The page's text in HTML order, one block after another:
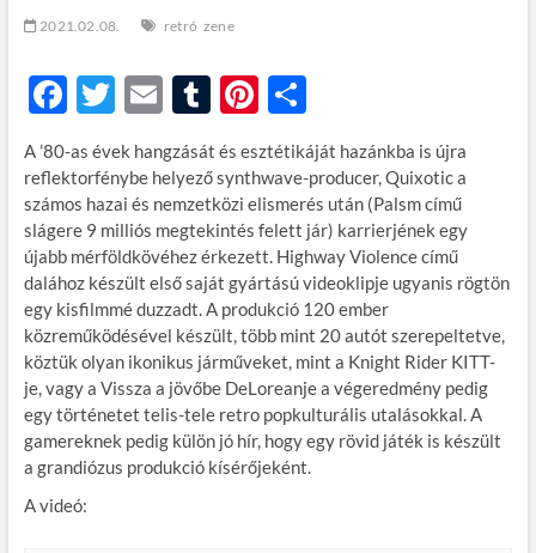
2021.02.08. retró zene
F
e
b
o
o
k
T
itt
er
E
ail
T
m
bl
r
Pi
er
es
t
O
za
m
e
g
A ’80-as évek hangzását és esztétikáját hazánkba is újra
reflektorfénybe helyező synthwave-producer, Quixotic a
számos hazai és nemzetközi elismerés után (Palsm című
slágere 9 milliós megtekintés felett jár) karrierjének egy
újabb mérföldkövéhez érkezett. Highway Violence című
dalához készült első saját gyártású videoklipje ugyanis rögtön
egy kisfilmmé duzzadt. A produkció 120 ember
közreműködésével készült, több mint 20 autót szerepeltetve,
köztük olyan ikonikus járműveket, mint a Knight Rider KITT-
je, vagy a Vissza a jövőbe DeLoreanje a végeredmény pedig
egy történetet telis-tele retro popkulturális utalásokkal. A
gamereknek pedig külön jó hír, hogy egy rövid játék is készült
a grandiózus produkció kísérőjeként.
A videó: